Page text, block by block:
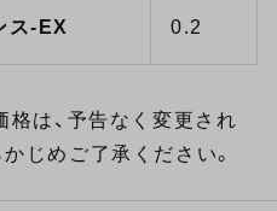
ス-EX 0.2
格は、予告なく変更され
じめご了承ください。